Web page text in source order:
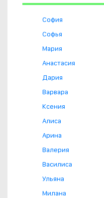
София
Софья
Мария
Анастасия
Дария
Варвара
Ксения
Алиса
Арина
Валерия
Василиса
Ульяна
Милана